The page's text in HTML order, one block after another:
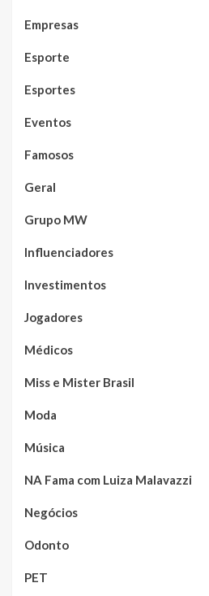
Empresas
Esporte
Esportes
Eventos
Famosos
Geral
Grupo MW
Influenciadores
Investimentos
Jogadores
Médicos
Miss e Mister Brasil
Moda
Música
NA Fama com Luiza Malavazzi
Negócios
Odonto
PET